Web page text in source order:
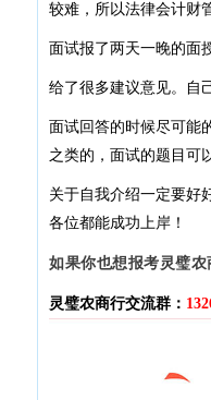
较难，所以法律会计财
面试报了两天一晚的面
给了很多建议意见。自
面试回答的时候尽可能
之类的，面试的题目可
关于自我介绍一定要好
各位都能成功上岸！
如果你也想报考灵璧
灵璧农商行交流群 ：